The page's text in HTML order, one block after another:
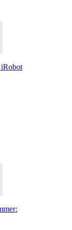
iRobot